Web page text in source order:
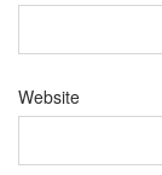
Website